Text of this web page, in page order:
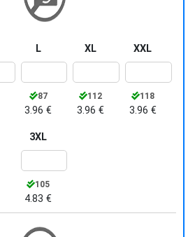
L
87
3.96 €
XL
112
3.96 €
XXL
118
3.96 €
3XL
105
4.83 €